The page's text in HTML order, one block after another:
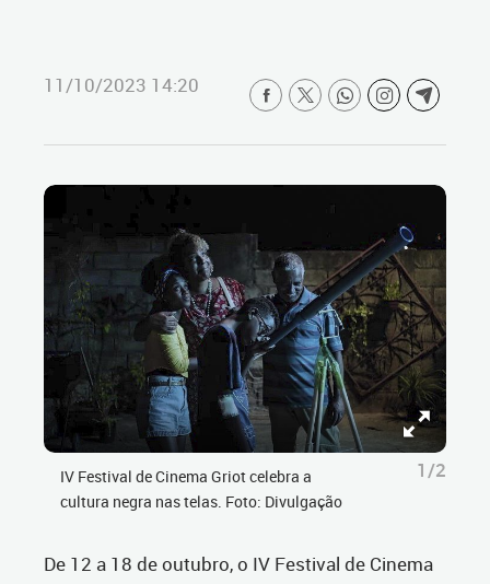
11/10/2023 14:20
IV Festival de Cinema Griot celebra a
cultura negra nas telas. Foto: Divulgação
1/2
De 12 a 18 de outubro, o IV Festival de Cinema